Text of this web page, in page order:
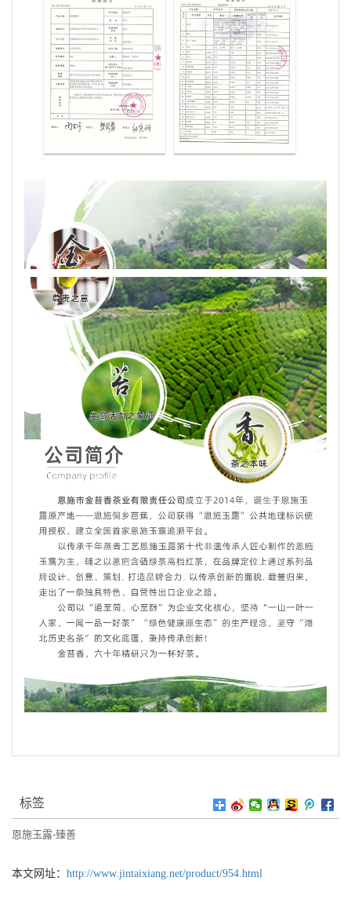
标签
恩施玉露-臻善
本文网址： http://www.jintaixiang.net/product/954.html